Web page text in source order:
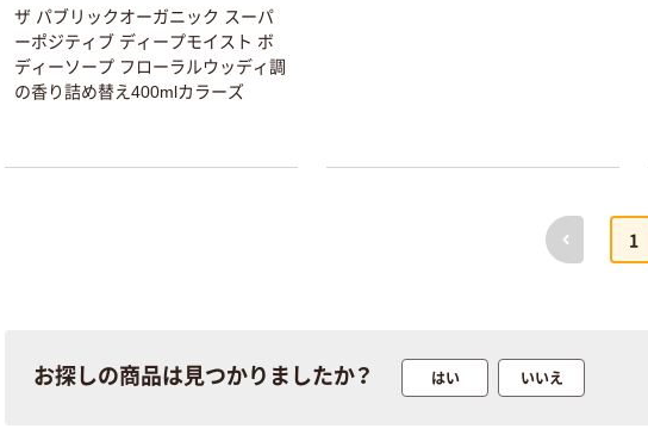
ザ パブリックオーガニック スーパ
ーポジティブ ディープモイスト ボ
ディーソープ フローラルウッディ調
の香り詰め替え400mlカラーズ
前へ
1
お探しの商品は見つかりましたか？ はい いいえ
ペーパータオル
中判 再生紙
100％ 200枚
FSC認証 シング
￥149~ （税込）
アスクル 耳にや
ファーストレイ
ト ホワイト紙コ
【ア
ファ
ト ニ
ロー
￥
ファ
ト ニ
ロー